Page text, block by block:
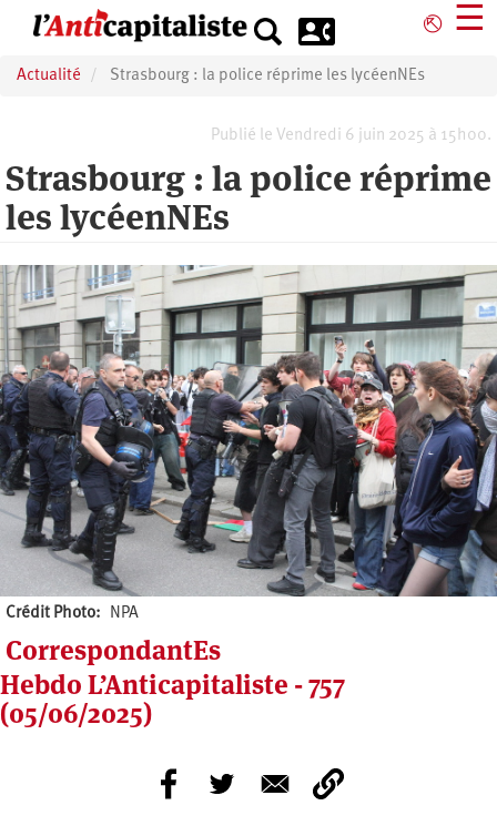
principal
⎋ ☰
Actualité Strasbourg : la police réprime les lycéenNEs
Publié le Vendredi 6 juin 2025 à 15h00.
Strasbourg : la police réprime
les lycéenNEs
Crédit Photo NPA
CorrespondantEs
Hebdo L’Anticapitaliste - 757
(05/06/2025)